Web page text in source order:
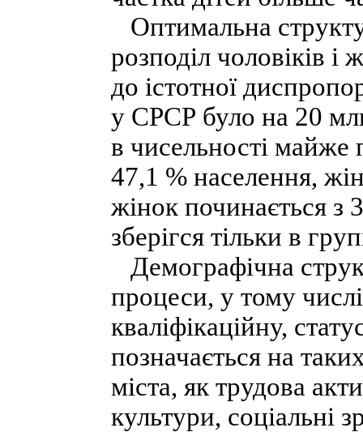
Оптимальна
розподіл чоловіків і
до істотної
у СРСР було на 20
в чисельності майже
47,1 % населення,
жінок починається з
зберігся тільки в
Демографічна
процеси, у тому
кваліфікаційну,
позначається на
міста, як трудова
культури, соціальні